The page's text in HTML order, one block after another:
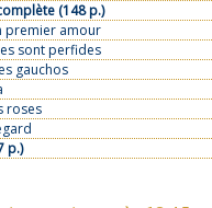
(148 p.)
premier amour
sont perfides
gauchos
roses
p.)